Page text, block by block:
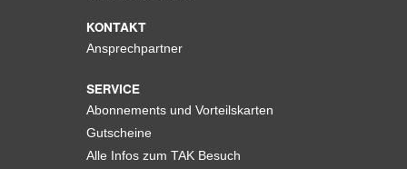
KONTAKT
Ansprechpartner
SERVICE
Abonnements und Vorteilskarten
Gutscheine
Alle Infos zum TAK Besuch